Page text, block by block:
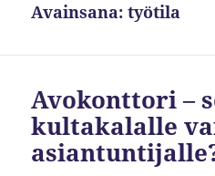
Avainsana:työtila
Avokonttori –
kultakalalle